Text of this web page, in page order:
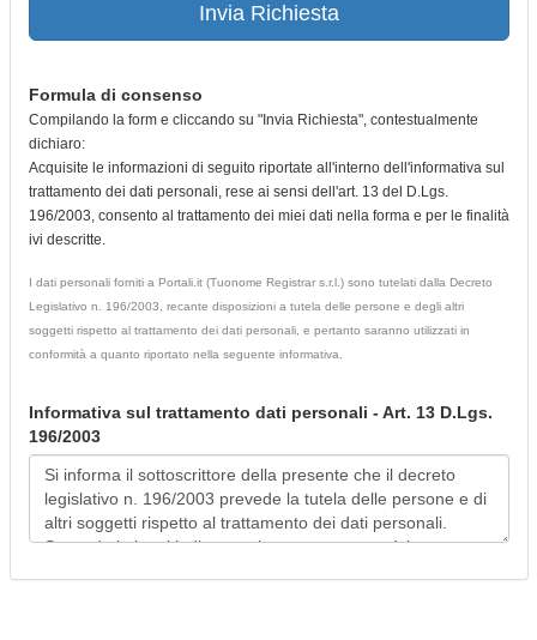
Invia Richiesta
Formula di consenso
Compilando la form e cliccando su "Invia Richiesta", contestualmente
dichiaro:
Acquisite le informazioni di seguito riportate all'interno dell'informativa sul
trattamento dei dati personali, rese ai sensi dell'art. 13 del D.Lgs.
196/2003, consento al trattamento dei miei dati nella forma e per le finalità
ivi descritte.
I dati personali forniti a Portali.it (Tuonome Registrar s.r.l.) sono tutelati dalla Decreto
Legislativo n. 196/2003, recante disposizioni a tutela delle persone e degli altri
soggetti rispetto al trattamento dei dati personali, e pertanto saranno utilizzati in
conformità a quanto riportato nella seguente informativa.
Informativa sul trattamento dati personali - Art. 13 D.Lgs.
196/2003